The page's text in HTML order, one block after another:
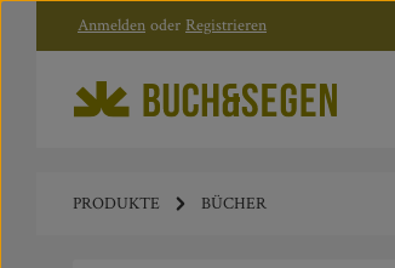
Zum Hauptinhalt springen
Zur Hauptnavigation springen
Anmelden oder Registrieren
PRODUKTE BÜCHER